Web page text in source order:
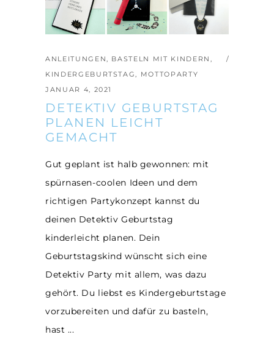
ANLEITUNGEN, BASTELN MIT KINDERN ,
KINDERGEBURTSTAG, MOTTOPARTY
JANUAR 4, 2021
DETEKTIV GEBURTSTAG
PLANEN LEICHT
GEMACHT
Gut geplant ist halb gewonnen: mit
spürnasen-coolen Ideen und dem
richtigen Partykonzept kannst du
deinen Detektiv Geburtstag
kinderleicht planen. Dein
Geburtstagskind wünscht sich eine
Detektiv Party mit allem, was dazu
gehört. Du liebst es Kindergeburtstage
vorzubereiten und dafür zu basteln,
hast